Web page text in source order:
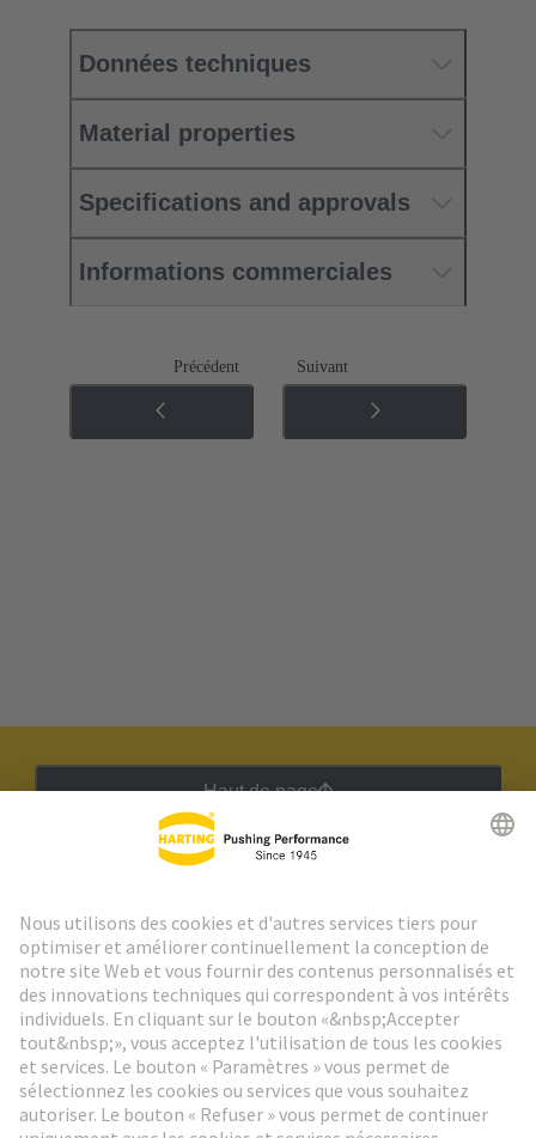
Données techniques
Material properties
Specifications and approvals
Informations commerciales
Précédent Suivant
Haut de page
Aller à l'inscription
Social Media